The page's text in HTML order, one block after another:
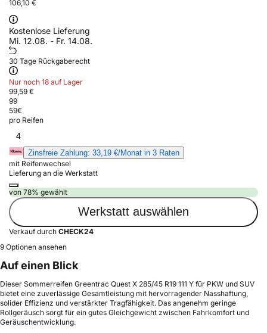
106,10 €
Kostenlose Lieferung
Mi. 12.08. - Fr. 14.08.
30 Tage Rückgaberecht
Nur noch 18 auf Lager
99,59 €
99
59€
pro Reifen
4
Zinsfreie Zahlung: 33,19 €/Monat in 3 Raten
mit Reifenwechsel
Lieferung an die Werkstatt
von 78% gewählt
Werkstatt auswählen
Verkauf durch CHECK24
9 Optionen ansehen
Auf einen Blick
Dieser Sommerreifen Greentrac Quest X 285/45 R19 111 Y für PKW und SUV
bietet eine zuverlässige Gesamtleistung mit hervorragender Nasshaftung,
solider Effizienz und verstärkter Tragfähigkeit. Das angenehm geringe
Rollgeräusch sorgt für ein gutes Gleichgewicht zwischen Fahrkomfort und
Geräuschentwicklung.